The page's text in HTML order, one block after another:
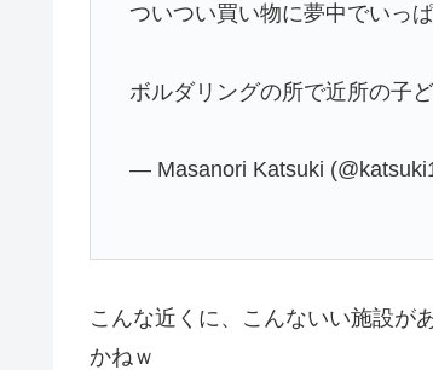
ついつい買い物に夢中でいっ
ボルダリングの所で近所の子
— Masanori Katsuki
こんな近くに、こんないい施設が
かねｗ